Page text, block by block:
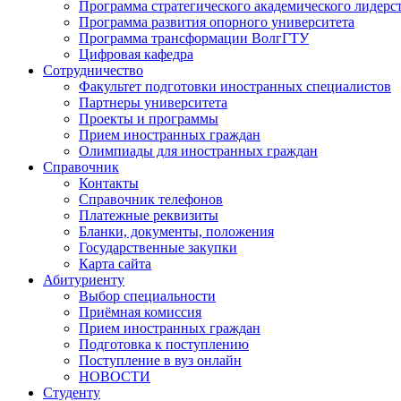
Программа стратегического академического
Программа развития опорного университета
Программа трансформации ВолгГТУ
Цифровая кафедра
Сотрудничество
Факультет подготовки иностранных специалистов
Партнеры университета
Проекты и программы
Прием иностранных граждан
Олимпиады для иностранных граждан
Справочник
Контакты
Справочник телефонов
Платежные реквизиты
Бланки, документы, положения
Государственные закупки
Карта сайта
Абитуриенту
Выбор специальности
Приёмная комиссия
Прием иностранных граждан
Подготовка к поступлению
Поступление в вуз онлайн
НОВОСТИ
Студенту